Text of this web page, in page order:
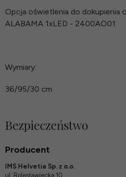
Opcja oświetlenia do dokupienia
ALABAMA 1xLED - 2400AO01
Wymiary:
36/95/30 cm
Bezpieczeństwo
Producent
IMS Helvetia Sp. z o.o.
ul. Bolesławiecka 10